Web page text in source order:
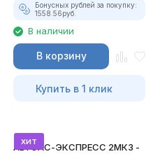
Бонусных рублей за покупку:
1558.56руб.
В наличии
В корзину
Купить в 1 клик
хит
АВТОАС-ЭКСПРЕСС 2МК3 -